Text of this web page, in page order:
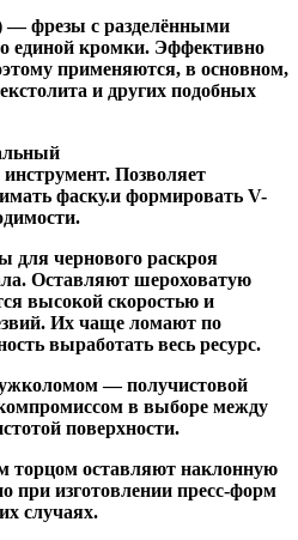
— фрезы с разделёнными
единой кромки. Эффективно
применяются, в основном,
и других подобных
Позволяет
фаску.и формировать V-
для чернового раскроя
Оставляют шероховатую
высокой скоростью и
Их чаще ломают по
выработать весь ресурс.
— получистовой
в выборе между
поверхности.
торцом оставляют наклонную
при изготовлении пресс-форм
случаях.